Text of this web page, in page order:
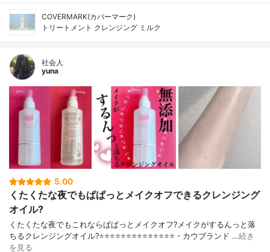
COVERMARK(カバーマーク)
トリートメント クレンジング ミルク
社会人
yuna
5.00
くたくたな夜でもぱぱっとメイクオフできるクレンジング
オイル?
くたくたな夜でもこれならぱぱっとメイクオフ?メイクがするんっと落
ちるクレンジングオイル?⭐️⭐️⭐️⭐️⭐️⭐️⭐️⭐️⭐️⭐️⭐️⭐️⭐️⭐️・カウブランド …続き
を見る